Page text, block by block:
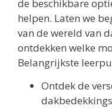
de beschikbare
helpen. Laten we
van de wereld van
ontdekken welke
Belangrijkste
Ontdek de